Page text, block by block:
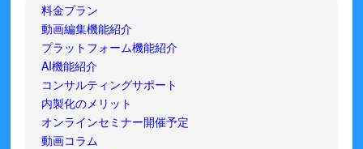
料金プラン
動画編集機能紹介
プラットフォーム機能紹介
AI機能紹介
コンサルティングサポート
内製化のメリット
オンラインセミナー開催予定
動画コラム